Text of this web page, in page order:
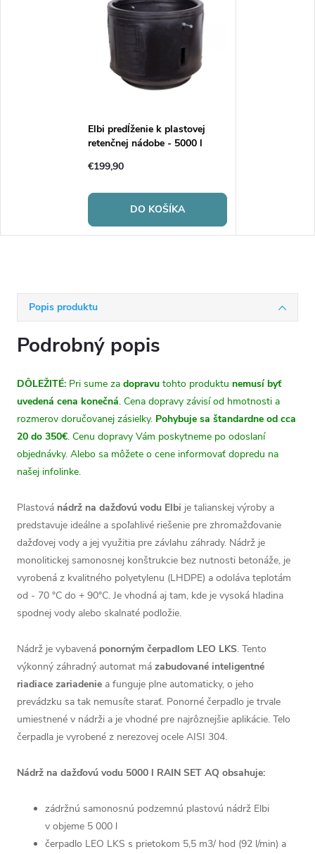
Popis produktu
Podrobný popis
DÔLEŽITÉ: Pri sume za dopravu tohto produktu nemusí byť
uvedená cena konečná. Cena dopravy závisí od hmotnosti a
rozmerov doručovanej zásielky. Pohybuje sa štandardne od cca
20 do 350€. Cenu dopravy Vám poskytneme po odoslaní
objednávky. Alebo sa môžete o cene informovať dopredu na
našej infolinke.
Plastová nádrž na dažďovú vodu Elbi je talianskej výroby a
predstavuje ideálne a spoľahlivé riešenie pre zhromažďovanie
dažďovej vody a jej využitia pre závlahu záhrady. Nádrž je
monolitickej samonosnej konštrukcie bez nutnosti betonáže, je
vyrobená z kvalitného polyetylenu (LHDPE) a odoláva teplotám
od - 70 °C do + 90°C. Je vhodná aj tam, kde je vysoká hladina
spodnej vody alebo skalnaté podložie.
Nádrž je vybavená ponorným čerpadlom LEO LKS. Tento
výkonný záhradný automat má zabudované inteligentné
riadiace zariadenie a funguje plne automaticky, o jeho
prevádzku sa tak nemusíte starať. Ponorné čerpadlo je trvale
umiestnené v nádrži a je vhodné pre najrôznejšie aplikácie. Telo
čerpadla je vyrobené z nerezovej ocele AISI 304.
Nádrž na dažďovú vodu 5000 l RAIN SET AQ obsahuje:
zádržnú samonosnú podzemnú plastovú nádrž Elbi
v objeme 5 000 l
čerpadlo LEO LKS s prietokom 5,5 m3/ hod (92 l/min) a
Elbi predĺženie k plastovej
retenčnej nádobe - 5000 l
€199,90
DO KOŠÍKA